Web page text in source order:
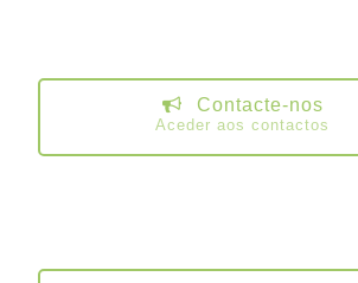
Contacte-nos
Aceder aos contactos